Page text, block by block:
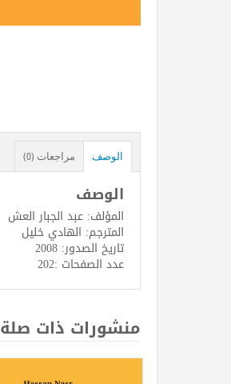
الوصف مراجعات (0)
الوصف
المؤلف: عبد الجبار العش
المترجم: الهادي خليل
تاريخ الصدور: 2008
عدد الصفحات :202
منشورات ذات صلة